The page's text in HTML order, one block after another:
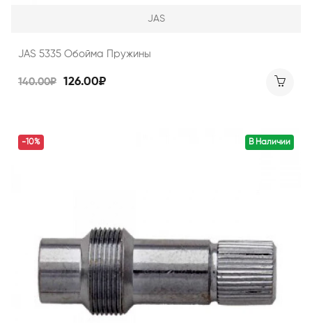
JAS
JAS 5335 Обойма Пружины
140.00₽ 126.00₽
В Наличии
-10%